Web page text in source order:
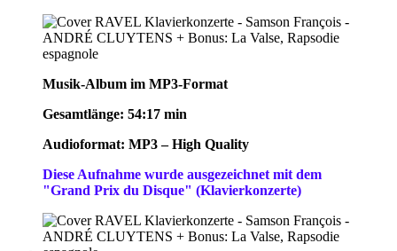
Musik-Album im MP3-Format
Gesamtlänge: 54:17 min
Audioformat: MP3 – High Quality
Diese Aufnahme wurde ausgezeichnet mit dem
"Grand Prix du Disque" (Klavierkonzerte)